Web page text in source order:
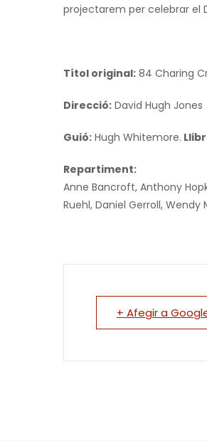
projectarem per celebrar el
Títol original: 84 Charing
Direcció: David Hugh Jones
Guió: Hugh Whitemore.
Repartiment:
Anne Bancroft, Anthony
Ruehl, Daniel Gerroll, Wendy
+ Afegir a